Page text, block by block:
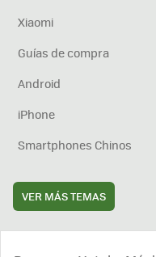
Xiaomi
Guías de compra
Android
iPhone
Smartphones Chinos
VER MÁS TEMAS